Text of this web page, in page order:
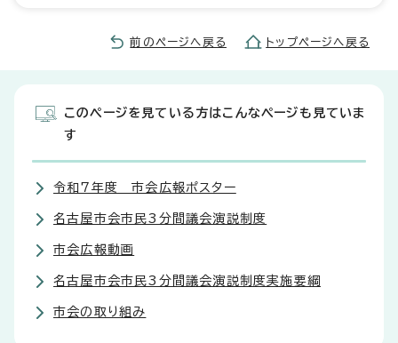
前のページへ戻る トップページへ戻る
このページを見ている方はこんなページも見ていま
す
令和7年度 市会広報ポスター
名古屋市会市民3分間議会演説制度
市会広報動画
名古屋市会市民3分間議会演説制度実施要綱
市会の取り組み